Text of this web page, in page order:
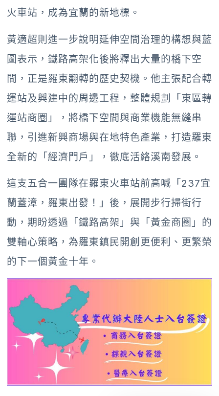
火車站，成為宜蘭的新地標。
黃適超則進一步說明延伸空間治理的構想與藍
圖表示，鐵路高架化後將釋出大量的橋下空
間，正是羅東翻轉的歷史契機。他主張配合轉
運站及興建中的周邊工程，整體規劃「東區轉
運站商圈」，將橋下空間與商業機能無縫串
聯，引進新興商場與在地特色產業，打造羅東
全新的「經濟門戶」，徹底活絡溪南發展。
這支五合一團隊在羅東火車站前高喊「237宜
蘭蓋漳，羅東出發！」後，展開步行掃街行
動，期盼透過「鐵路高架」與「黃金商圈」的
雙軸心策略，為羅東鎮民開創更便利、更繁榮
的下一個黃金十年。